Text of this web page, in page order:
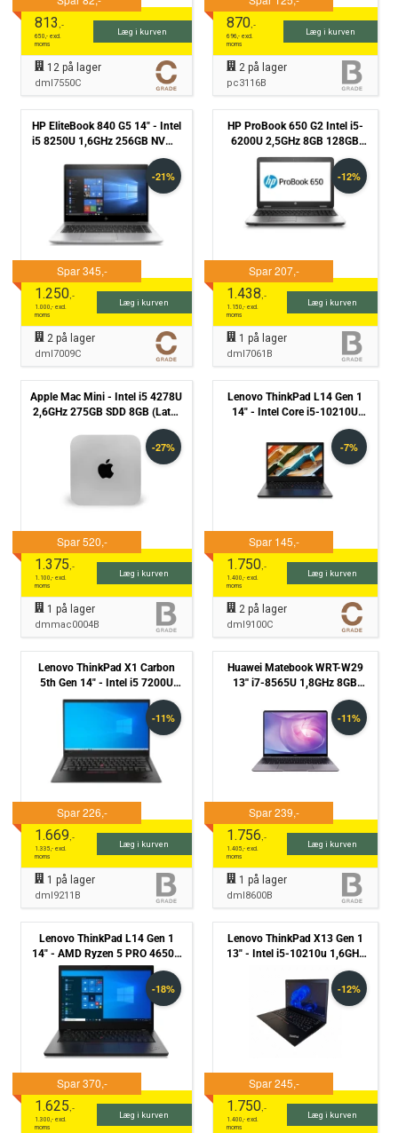
813,-
650,- excl.
moms
Læg i kurven
12på lager
dml7550C
870,-
696,- excl.
moms
Læg i kurven
2 på lager
pc3116B
HP EliteBook 840 G5 14" - Intel
i5 8250U 1,6GHz 256GB NVMe
8GB Win11 Pro - Grade C
1.250,-
1.000,- excl.
moms
Læg i kurven
2på lager
dml7009C
HP ProBook 650 G2 Intel i5-
6200U 2,5GHz 8GB 128GB
NVMe Win10 Pro - Grade B
1.438,-
1.150,- excl.
moms
Læg i kurven
1 på lager
dml7061B
Apple Mac Mini - Intel i5 4278U
2,6GHz 275GB SDD 8GB (Late-
1.375,-
1.100,- excl.
moms
Læg i kurven
1 på lager
dmmac0004B
Lenovo ThinkPad L14 Gen 1
14" - Intel Core i5-10210U
1.6Hz 256GB NVMe 8GB
Win11 Pro - Grade C
1.750,-
1.400,- excl.
moms
Læg i kurven
2 på lager
dml9100C
Lenovo ThinkPad X1 Carbon
5th Gen 14" - Intel i5 7200U
2,5GHz 256GB NMVe 8GB
Win10 Pro - Grade B
1.669,-
1.335,- excl.
moms
Læg i kurven
1 på lager
dml9211B
Huawei Matebook WRT-W29
13'' i7-8565U 1,8GHz 8GB
512GB NVMe Win 11 Pro -
Grade B
1.756,-
1.405,- excl.
moms
Læg i kurven
1 på lager
dml8600B
Lenovo ThinkPad L14 Gen 1
14" - AMD Ryzen 5 PRO 4650U
2,10GHz 256GB NVMe 8GB
Win11 Pro - Grade C
1.625,-
1.300,- excl.
moms
Læg i kurven
Lenovo ThinkPad X13 Gen 1
13" - Intel i5-10210u 1,6GHz
256GB NVMe 16GB Win11
Pro - Touchskærm - Kamera
Defekt - Grade C
1.750,-
1.400,- excl.
moms
Læg i kurven